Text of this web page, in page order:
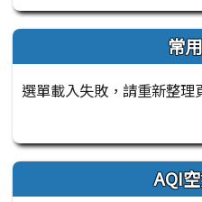
常
選單載入失敗，請重新整理
AQI